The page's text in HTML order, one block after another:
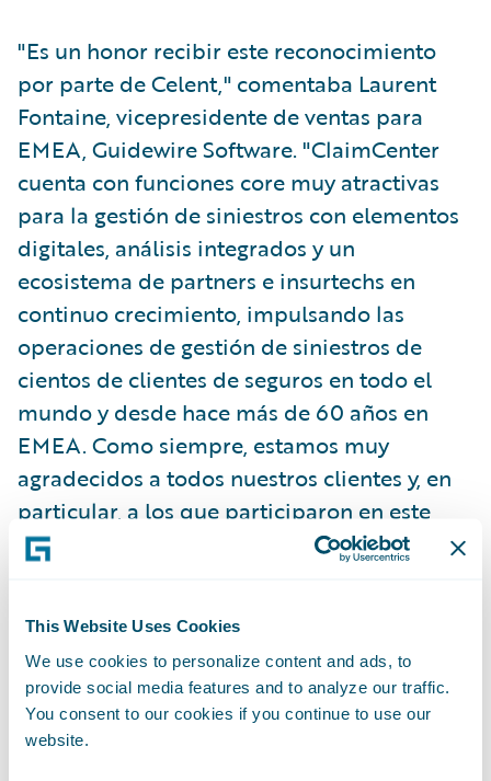
This Website Uses Cookies
We use cookies to personalize content and ads, to
provide social media features and to analyze our traffic.
You consent to our cookies if you continue to use our
website.
"Es un honor recibir este reconocimiento
por parte de Celent," comentaba Laurent
Fontaine, vicepresidente de ventas para
EMEA, Guidewire Software. "ClaimCenter
cuenta con funciones core muy atractivas
para la gestión de siniestros con elementos
digitales, análisis integrados y un
ecosistema de partners e insurtechs en
continuo crecimiento, impulsando las
operaciones de gestión de siniestros de
cientos de clientes de seguros en todo el
mundo y desde hace más de 60 años en
EMEA. Como siempre, estamos muy
agradecidos a todos nuestros clientes y, en
particular, a los que participaron en este
informe."
varios criterios, incluidas las funciones y
características de la oferta base, ramos en
producción y el número de